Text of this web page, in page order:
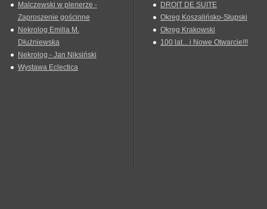
Malczewski w plenerze -
Zaproszenie gościnne
Nekrolog Emilia M.
Dłużniewska
Nekrolog - Jan Niksiński
Wystawa Eclectica
DROIT DE SUITE
Okreg Koszalińsko-Słupski
Okręg Krakowski
100 lat... i Nowe Otwarcie!!!